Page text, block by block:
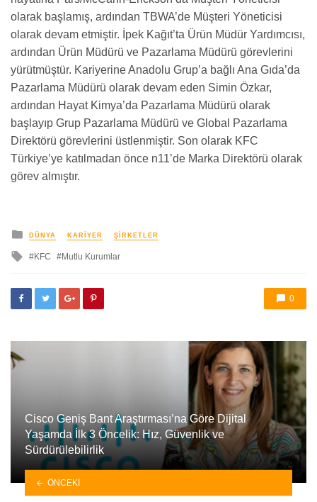
olarak başlamış, ardından TBWA’de Müşteri Yöneticisi
olarak devam etmiştir. İpek Kağıt’ta Ürün Müdür Yardımcısı,
ardından Ürün Müdürü ve Pazarlama Müdürü görevlerini
yürütmüştür. Kariyerine Anadolu Grup’a bağlı Ana Gıda’da
Pazarlama Müdürü olarak devam eden Simin Özkar,
ardından Hayat Kimya’da Pazarlama Müdürü olarak
başlayıp Grup Pazarlama Müdürü ve Global Pazarlama
Direktörü görevlerini üstlenmiştir. Son olarak KFC
Türkiye’ye katılmadan önce n11’de Marka Direktörü olarak
görev almıştır.
yayınlanan
DÜNYA KARIYER ŞIRKETLER
ileKFC Mutlu Kurumlar
0
Cisco Geniş Bant Araştırması’na Göre Dijital
Yaşamda İlk 3 Öncelik: Hız, Güvenlik ve
Sürdürülebilirlik
ÖNCEKI